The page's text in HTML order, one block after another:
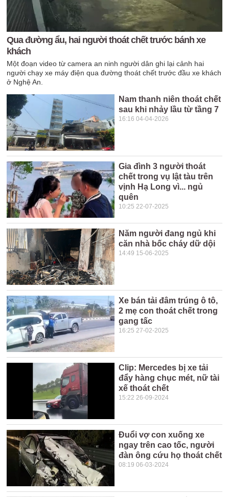
Qua đường ẩu, hai người thoát chết trước bánh xe
khách
Một đoạn video từ camera an ninh người dân ghi lại cảnh hai
người chạy xe máy điện qua đường thoát chết trước đầu xe khách
ở Nghệ An.
Nam thanh niên thoát chết
sau khi nhảy lầu từ tầng 7
16:16 04-04-2026
Gia đình 3 người thoát
chết trong vụ lật tàu trên
vịnh Hạ Long vì... ngủ
quên
10:25 22-07-2025
Năm người đang ngủ khi
căn nhà bốc cháy dữ dội
14:49 15-06-2025
Xe bán tải đâm trúng ô tô,
2 mẹ con thoát chết trong
gang tấc
16:25 27-02-2025
Clip: Mercedes bị xe tải
đẩy hàng chục mét, nữ tài
xế thoát chết
15:22 26-09-2024
Đuổi vợ con xuống xe
ngay trên cao tốc, người
đàn ông cứu họ thoát chết
08:19 06-03-2024